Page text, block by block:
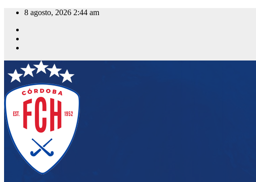
Saltar
contenido
8 agosto, 2026 2:44 am